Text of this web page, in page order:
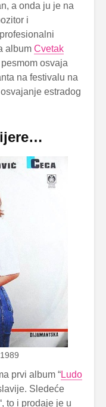
a onda ju je na
i
album Cvetak
osvaja
na festivalu na
estradog
prvi album “Ludo
Sledeće
to i prodaje je u